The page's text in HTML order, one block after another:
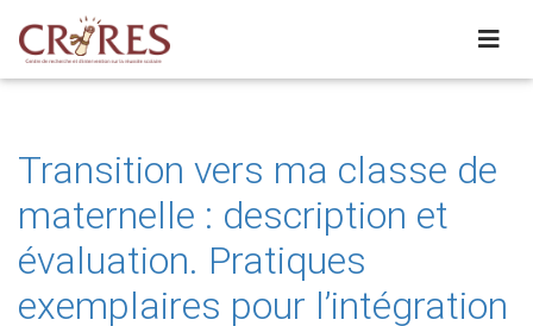
Transition vers ma classe de
maternelle : description et
évaluation. Pratiques
exemplaires pour l’intégration